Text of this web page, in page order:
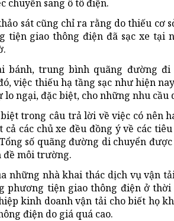
chuyển sang ô tô điện.
sát cũng chỉ ra rằng do thiếu cơ
tiện giao thông điện đã sạc xe tại
bánh, trung bình quãng đường đi
việc thiếu hạ tầng sạc như hiện
lo ngại, đặc biệt, cho những nhu
trong câu trả lời về việc có nên
các chủ xe đều đồng ý về các
số quãng đường di chuyển
đề môi trường.
những nhà khai thác dịch vụ vận
phương tiện giao thông điện ở thời
kinh doanh vận tải cho biết họ
điện do giá quá cao.